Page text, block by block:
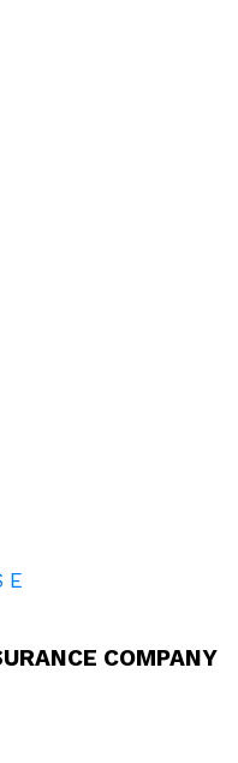
COMPANY